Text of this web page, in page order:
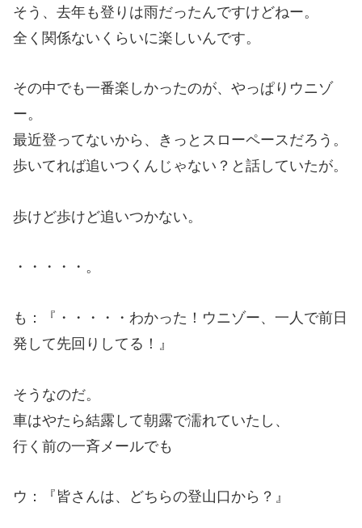
そう、去年も登りは雨だったんですけどねー。
全く関係ないくらいに楽しいんです。
その中でも一番楽しかったのが、やっぱりウニゾ
ー。
最近登ってないから、きっとスローペースだろう。
歩いてれば追いつくんじゃない？と話していたが。
歩けど歩けど追いつかない。
・・・・・。
も：『・・・・・わかった！ウニゾー、一人で前日
発して先回りしてる！』
そうなのだ。
車はやたら結露して朝露で濡れていたし、
行く前の一斉メールでも
ウ：『皆さんは、どちらの登山口から？』